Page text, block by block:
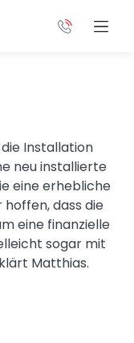
Installation
neu installierte
eine erhebliche
dass die
eine finanzielle
sogar mit
Matthias.